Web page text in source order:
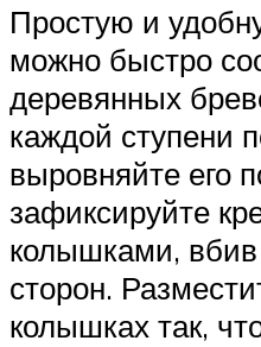
Простую и
можно быстро
деревянных
каждой ступени
выровняйте его
зафиксируйте
колышками,
сторон.
колышках так,